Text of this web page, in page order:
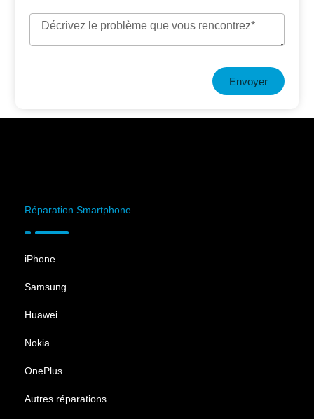
Envoyer
Réparation Smartphone
iPhone
Samsung
Huawei
Nokia
OnePlus
Autres réparations